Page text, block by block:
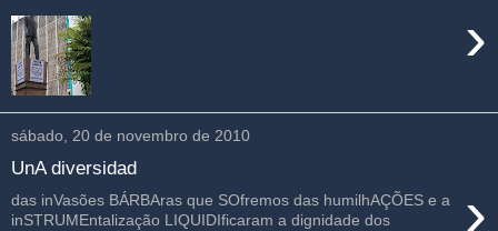
›
sábado, 20 de novembro de 2010
UnA diversidad
›
das inVasões BÁRBAras que SOfremos das humilhAÇÕES e a
inSTRUMEntalização LIQUIDIficaram a dignidade dos